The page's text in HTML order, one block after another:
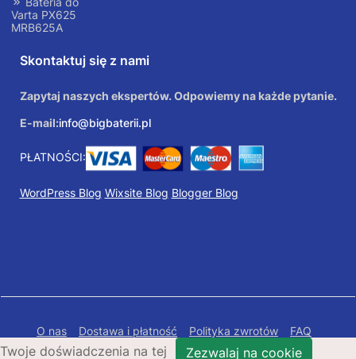
Varta PX625
MRB625A
Skontaktuj się z nami
Zapytaj naszych ekspertów. Odpowiemy na każde pytanie.
E-mail:info@bigbaterii.pl
PŁATNOŚCI:
WordPress Blog Wixsite Blog Blogger Blog
O nas Dostawa i płatność Polityka zwrotów
FAQ
Polityka prywatności
Mapa Strony
Twoje doświadczenia na tej Zezwalaj na cookie